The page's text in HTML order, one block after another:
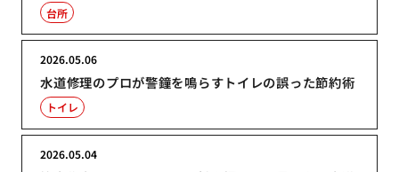
台所
水道修理のプロが警鐘を鳴らすトイレの誤った節約術
2026.05.06
トイレ
2026.05.04